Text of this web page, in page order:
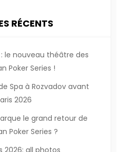
RÉCENTS
le nouveau théâtre des
Poker Series !
de Spa à Rozvadov avant
2026
le grand retour de
Poker Series ?
2026: all photos